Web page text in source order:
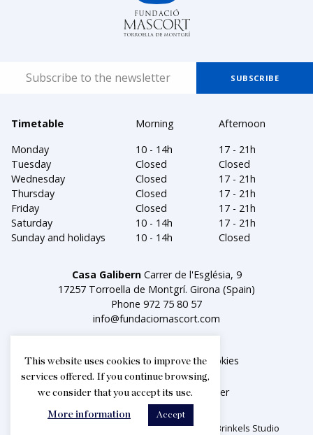
Timetable Morning
Afternoon
Monday
10 - 14h
17 - 21h
Tuesday
Closed
Closed
Wednesday
Closed
17 - 21h
Thursday
Closed
17 - 21h
Friday
Closed
17 - 21h
Saturday
10 - 14h
17 - 21h
Sunday and holidays
10 - 14h Closed
Casa GalibernCarrer de l'Església, 9
17257 Torroella de Montgrí. Girona (Spain)
Phone 972 75 80 57
info@fundaciomascort.com
Legal notice Política de cookies
Facebook Instagram Twitter
2026© Fundació Privada Mascort. Creat per Brinkels Studio
This website uses cookies to improve the
services offered. If you continue browsing,
we consider that you accept its use.
More information Accept